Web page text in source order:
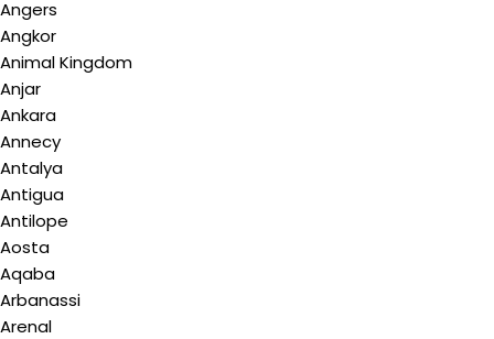
Angers
Angkor
Animal Kingdom
Anjar
Ankara
Annecy
Antalya
Antigua
Antilope
Aosta
Aqaba
Arbanassi
Arenal